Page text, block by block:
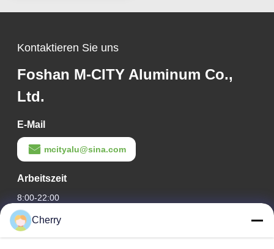
Mustern für
Kontaktieren Sie uns
Foshan M-CITY Aluminum Co.,
Ltd.
E-Mail
mcityalu@sina.com
Arbeitszeit
8:00-22:00
Unsere Adresse
Cherry